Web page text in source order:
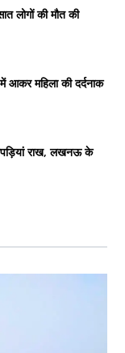
लोगों की मौत की
महिला की दर्दनाक
राख, लखनऊ के